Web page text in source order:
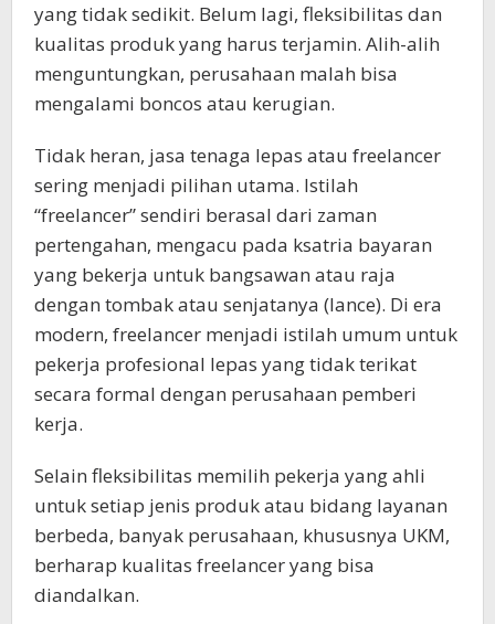
yang tidak sedikit. Belum lagi, fleksibilitas dan
kualitas produk yang harus terjamin. Alih-alih
menguntungkan, perusahaan malah bisa
mengalami boncos atau kerugian.
Tidak heran, jasa tenaga lepas atau freelancer
sering menjadi pilihan utama. Istilah
“freelancer” sendiri berasal dari zaman
pertengahan, mengacu pada ksatria bayaran
yang bekerja untuk bangsawan atau raja
dengan tombak atau senjatanya (lance). Di era
modern, freelancer menjadi istilah umum untuk
pekerja profesional lepas yang tidak terikat
secara formal dengan perusahaan pemberi
kerja.
Selain fleksibilitas memilih pekerja yang ahli
untuk setiap jenis produk atau bidang layanan
berbeda, banyak perusahaan, khususnya UKM,
berharap kualitas freelancer yang bisa
diandalkan.